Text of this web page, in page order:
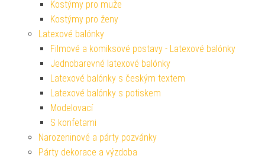
Kostýmy pro muže
Kostýmy pro ženy
Latexové balónky
Filmové a komiksové postavy - Latexové balónky
Jednobarevné latexové balónky
Latexové balónky s českým textem
Latexové balónky s potiskem
Modelovací
S konfetami
Narozeninové a párty pozvánky
Párty dekorace a výzdoba